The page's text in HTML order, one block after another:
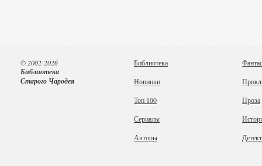
Библиотека
Новинки
Топ 100
Сериалы
Авторы
Проза
© 2002-2026
Библиотека
Старого Чародея